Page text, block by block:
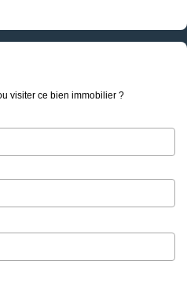
visiter ce bien immobilier ?